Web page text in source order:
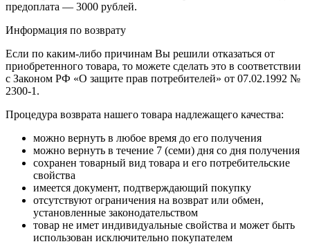
предоплата — 3000 рублей.
Информация по возврату
Если по каким-либо причинам Вы решили отказаться от
приобретенного товара, то можете сделать это в соответствии
с Законом РФ «О защите прав потребителей» от 07.02.1992 №
2300-1.
Процедура возврата нашего товара надлежащего качества:
можно вернуть в любое время до его получения
можно вернуть в течение 7 (семи) дня со дня получения
сохранен товарный вид товара и его потребительские
свойства
имеется документ, подтверждающий покупку
отсутствуют ограничения на возврат или обмен,
установленные законодательством
товар не имет индивидуальные свойства и может быть
использован исключительно покупателем